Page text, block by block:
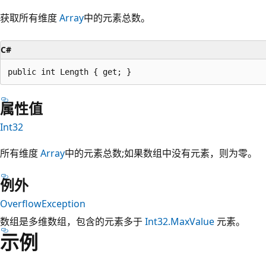
获取所有维度Array中的元素总数。
C#
public int Length { get; }
属性值
Int32
所有维度Array中的元素总数;如果数组中没有元素，则为零。
例外
OverflowException
数组是多维数组，包含的元素多于Int32.MaxValue 元素。
示例